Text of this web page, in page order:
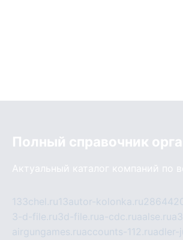
Полный справочник
Актуальный каталог компаний по
133chel.ru13autor-kolonka.ru
3-d-file.ru3d-file.rua-cdc.ruaalse.ru
airgungames.ruaccounts-112.ruadler-